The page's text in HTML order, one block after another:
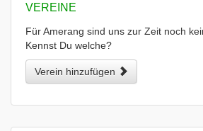
VEREINE
Für Amerang sind uns zur Zeit noch
Kennst Du welche?
Verein hinzufügen